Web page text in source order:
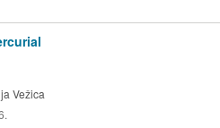
Vežica